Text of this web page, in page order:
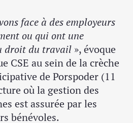
face à des employeurs
ou qui ont une
droit du travail », évoque
CSE au sein de la crèche
de Porspoder (11
où la gestion des
est assurée par les
bénévoles.